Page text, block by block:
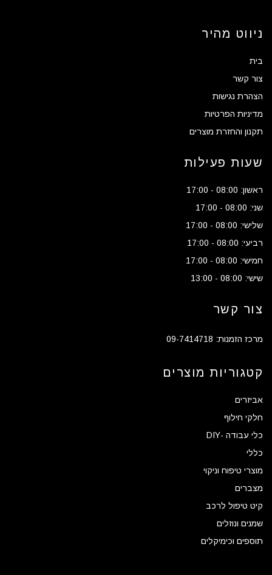
ניווט מהיר
בית
צור קשר
הצהרת נגישות
מדיניות הפרטיות
תקנון והחזרת מוצרים
שעות פעילות
ראשון: 08:00 - 17:00
שני: 08:00 - 17:00
שלישי: 08:00 - 17:00
רביעי: 08:00 - 17:00
חמישי: 08:00 - 17:00
שישי: 08:00 - 13:00
צור קשר
מרכז הזמנות: 09-7414718
קטגוריות מוצרים
אביזרים
חלקי חילוף
כלי עבודה -DIY
כללי
מוצרי טיפוח וניקוי
מצברים
קיט טיפול לרכב
שמנים ונוזלים
תוספים וכימיקלים